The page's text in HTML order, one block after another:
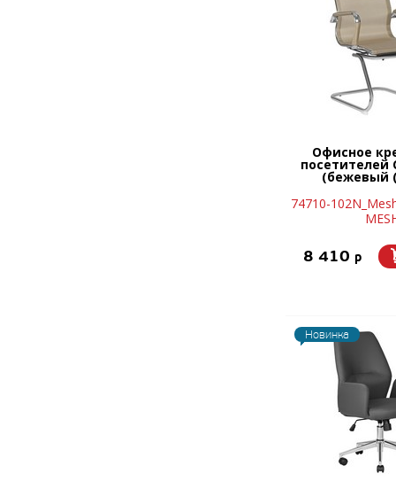
Офисное
посетителей
(бежевый
74710-
8 410 p
Новинка